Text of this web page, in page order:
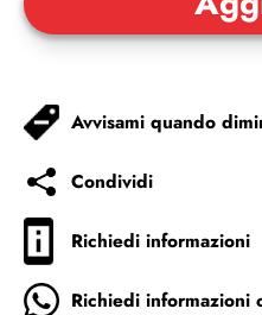
Avvisami quando
Condividi
Richiedi informazioni
Richiedi informazioni